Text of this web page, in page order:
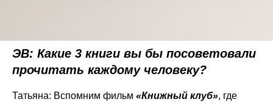
ЭВ: Какие 3 книги вы бы посоветовали
прочитать каждому человеку?
Татьяна: Вспомним фильм «Книжный клуб», где